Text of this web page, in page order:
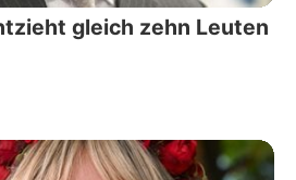
gleich zehn Leuten